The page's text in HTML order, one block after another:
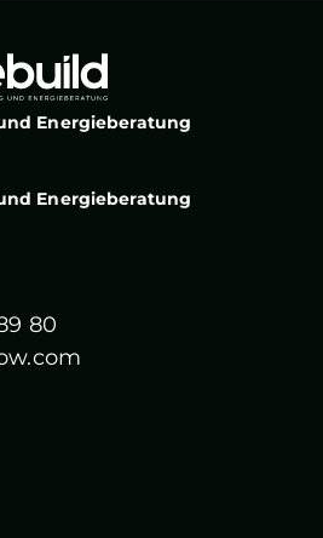
Energieberatung
Energieberatung
80